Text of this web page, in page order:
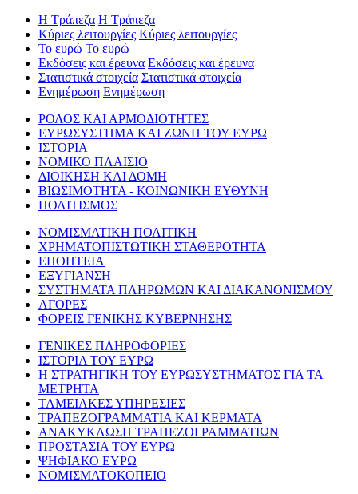
Η Τράπεζα Η Τράπεζα
Κύριες λειτουργίες Κύριες λειτουργίες
Το ευρώ Το ευρώ
Εκδόσεις και έρευνα Εκδόσεις και έρευνα
Στατιστικά στοιχεία Στατιστικά στοιχεία
Ενημέρωση Ενημέρωση
ΡΟΛΟΣ ΚΑΙ ΑΡΜΟΔΙΟΤΗΤΕΣ
ΕΥΡΩΣΥΣΤΗΜΑ ΚΑΙ ΖΩΝΗ ΤΟΥ ΕΥΡΩ
ΙΣΤΟΡΙΑ
ΝΟΜΙΚΟ ΠΛΑΙΣΙΟ
ΔΙΟΙΚΗΣΗ ΚΑΙ ΔΟΜΗ
ΒΙΩΣΙΜΟΤΗΤΑ - ΚΟΙΝΩΝΙΚΗ ΕΥΘΥΝΗ
ΠΟΛΙΤΙΣΜΟΣ
ΝΟΜΙΣΜΑΤΙΚΗ ΠΟΛΙΤΙΚΗ
ΧΡΗΜΑΤΟΠΙΣΤΩΤΙΚΗ ΣΤΑΘΕΡΟΤΗΤΑ
ΕΠΟΠΤΕΙΑ
ΕΞΥΓΙΑΝΣΗ
ΣΥΣΤΗΜΑΤΑ ΠΛΗΡΩΜΩΝ ΚΑΙ ΔΙΑΚΑΝΟΝΙΣΜΟΥ
ΑΓΟΡΕΣ
ΦΟΡΕΙΣ ΓΕΝΙΚΗΣ ΚΥΒΕΡΝΗΣΗΣ
ΓΕΝΙΚΕΣ ΠΛΗΡΟΦΟΡΙΕΣ
ΙΣΤΟΡΙΑ ΤΟΥ ΕΥΡΩ
Η ΣΤΡΑΤΗΓΙΚΗ ΤΟΥ ΕΥΡΩΣΥΣΤΗΜΑΤΟΣ ΓΙΑ ΤΑ
ΜΕΤΡΗΤΑ
ΤΑΜΕΙΑΚΕΣ ΥΠΗΡΕΣΙΕΣ
ΤΡΑΠΕΖΟΓΡΑΜΜΑΤΙΑ ΚΑΙ ΚΕΡΜΑΤΑ
ΑΝΑΚΥΚΛΩΣΗ ΤΡΑΠΕΖΟΓΡΑΜΜΑΤΙΩΝ
ΠΡΟΣΤΑΣΙΑ ΤΟΥ ΕΥΡΩ
ΨΗΦΙΑΚΟ ΕΥΡΩ
ΝΟΜΙΣΜΑΤΟΚΟΠΕΙΟ